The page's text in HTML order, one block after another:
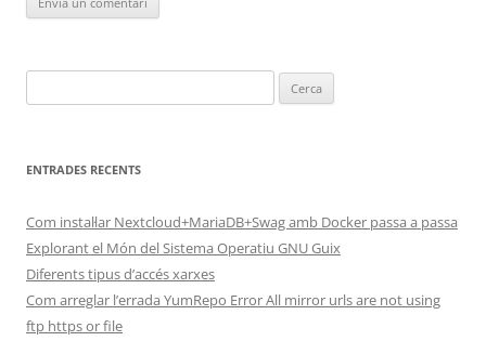
ENTRADES RECENTS
Com instal·lar Nextcloud+MariaDB+Swag amb Docker passa a passa
Explorant el Món del Sistema Operatiu GNU Guix
Diferents tipus d’accés xarxes
Com arreglar l’errada YumRepo Error All mirror urls are not using
ftp https or file